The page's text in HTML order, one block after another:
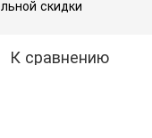
скидки
К сравнению